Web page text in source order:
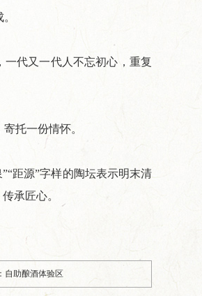
代又一代人不忘初心，重复
托一份情怀。
距源”字样的陶坛表示明末清
承匠心。
自助酿酒体验区